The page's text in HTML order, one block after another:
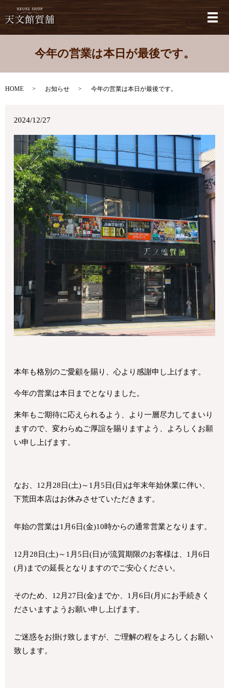
メ
今年の営業は本日が最後です。
HOME お知らせ 今年の営業は本日が最後です。
2024/12/27
本年も格別のご愛顧を賜り、心より感謝申し上げます。
今年の営業は本日までとなりました。
来年もご期待に応えられるよう、より一層尽力してまいり
ますので、変わらぬご厚誼を賜りますよう、よろしくお願
い申し上げます。
なお、12月28日(土)～1月5日(日)は年末年始休業に伴い、
下荒田本店はお休みさせていただきます。
年始の営業は1月6日(金)10時からの通常営業となります。
12月28日(土)～1月5日(日)が流質期限のお客様は、1月6日
(月)までの延長となりますのでご安心ください。
そのため、12月27日(金)までか、1月6日(月)にお手続きく
ださいますようお願い申し上げます。
ご迷惑をお掛け致しますが、ご理解の程をよろしくお願い
致します。